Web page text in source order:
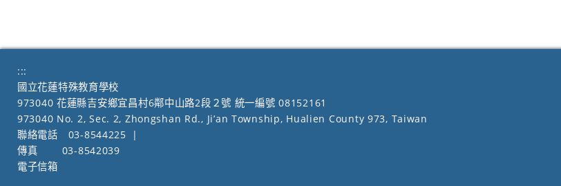
:::
國立花蓮特殊教育學校
973040 花蓮縣吉安鄉宜昌村6鄰中山路2段２號 統一編號 08152161
973040 No. 2, Sec. 2, Zhongshan Rd., Ji’an Township, Hualien County 973, Taiwan
聯絡電話
03-8544225
|
傳真
03-8542039
電子信箱